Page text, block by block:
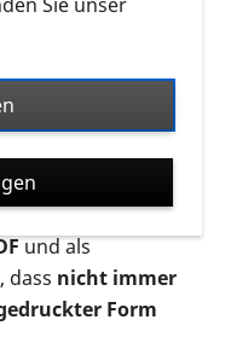
Infomaterial
um ausschließlich
oder Videos zu
werden in
zur
Variante
und als
dass nicht immer
Form